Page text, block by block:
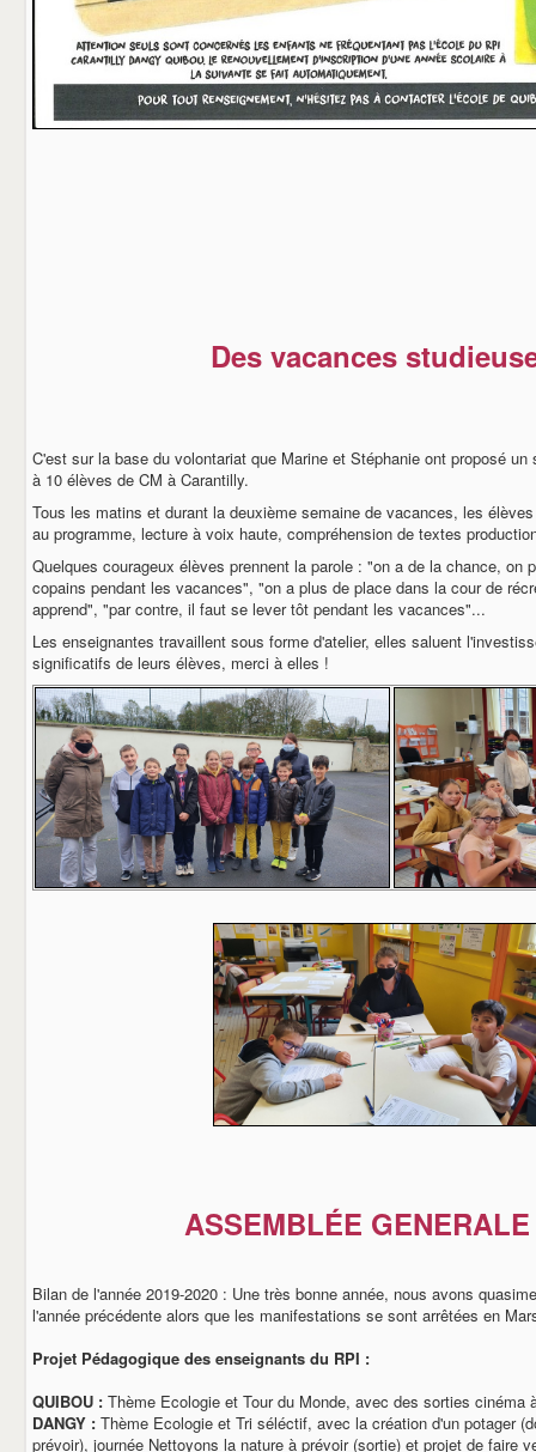
Des vacances
C'est sur la base du volontariat que Marine et Stéphanie ont proposé
à 10 élèves de CM à Carantilly.
Tous les matins et durant la deuxième semaine de vacances, les
au programme, lecture à voix haute, compréhension de textes
Quelques courageux élèves prennent la parole : "on a de la chance, on
copains pendant les vacances", "on a plus de place dans la cour de
apprend", "par contre, il faut se lever tôt pendant les vacances"...
Les enseignantes travaillent sous forme d'atelier, elles saluent
significatifs de leurs élèves, merci à elles !
ASSEMBLÉE GENERALE
Bilan de l'année 2019-2020 : Une très bonne année, nous avons
l'année précédente alors que les manifestations se sont arrêtées en
Projet Pédagogique des enseignants du RPI :
QUIBOU : Thème Ecologie et Tour du Monde, avec des sorties cinéma
DANGY : Thème Ecologie et Tri séléctif, avec la création d'un potager
prévoir), journée Nettoyons la nature à prévoir (sortie) et projet de faire